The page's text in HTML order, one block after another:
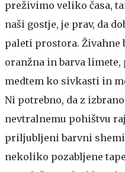
preživimo veliko časa,
naši gostje, je prav, da
paleti prostora. Živahne
oranžna in barva
medtem ko sivkasti in
Ni potrebno, da z
nevtralnemu pohištvu
priljubljeni barvni
nekoliko pozabljene